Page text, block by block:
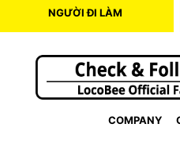
NGƯỜI ĐI LÀM
COMPANY